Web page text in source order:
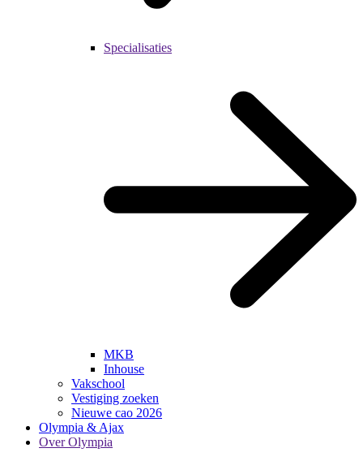
Specialisaties
MKB
Inhouse
Vakschool
Vestiging zoeken
Nieuwe cao 2026
Olympia & Ajax
Over Olympia